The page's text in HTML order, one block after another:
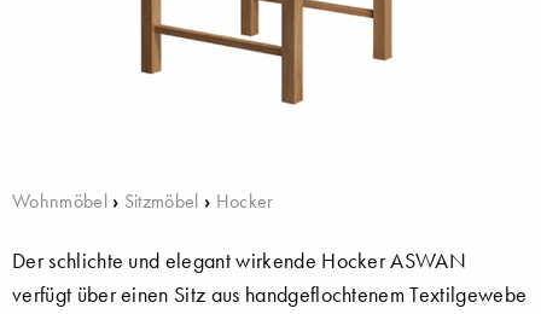
Wohnmöbel› Sitzmöbel › Hocker
Der schlichte und elegant wirkende Hocker ASWAN
verfügt über einen Sitz aus handgeflochtenem Textilgewebe